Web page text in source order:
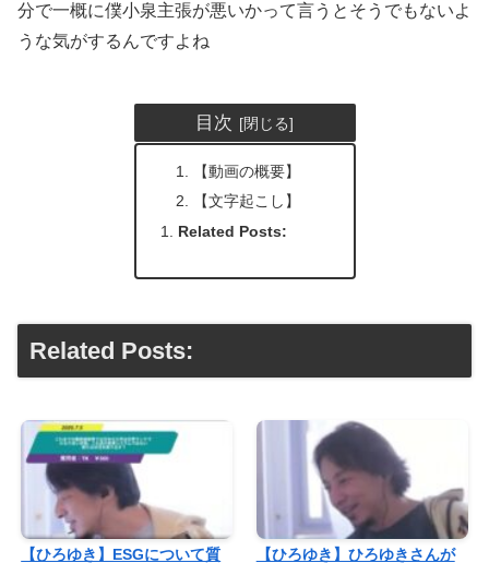
分で一概に僕小泉主張が悪いかって言うとそうでもないよ
うな気がするんですよね
目次
【動画の概要】
【文字起こし】
Related Posts:
Related Posts:
【ひろゆき】ESGについて質 【ひろゆき】ひろゆきさんが